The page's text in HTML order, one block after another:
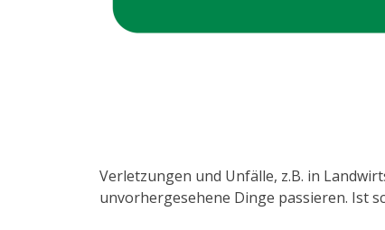
Verletzungen und Unfälle, z.B. in
unvorhergesehene Dinge passieren. Ist